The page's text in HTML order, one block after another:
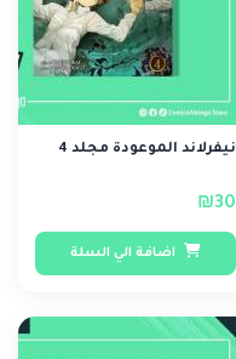
نيفرلاند الموعودة مجلد 4
₪30
اضافة الي السلة